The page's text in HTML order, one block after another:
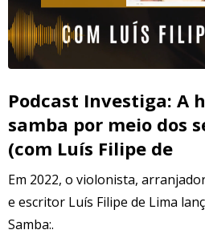
Podcast Investiga: A
samba por meio dos
(com Luís Filipe de
Em 2022, o violonista,
e escritor Luís Filipe de Lima
Samba:.